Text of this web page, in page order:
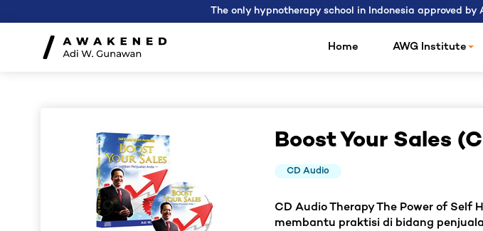
The only hypnotherapy school in Indonesia approved
Home AWG Institute
Boost Your Sales
CD Audio
CD Audio Therapy The Power of Self
membantu praktisi di bidang